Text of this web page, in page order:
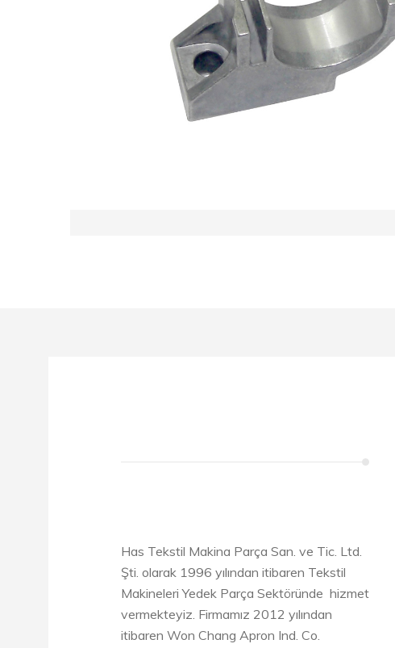
Has Tekstil Makina Parça San. ve Tic. Ltd.
Şti. olarak 1996 yılından itibaren Tekstil
Makineleri Yedek Parça Sektöründe hizmet
vermekteyiz. Firmamız 2012 yılından
itibaren Won Chang Apron Ind. Co.